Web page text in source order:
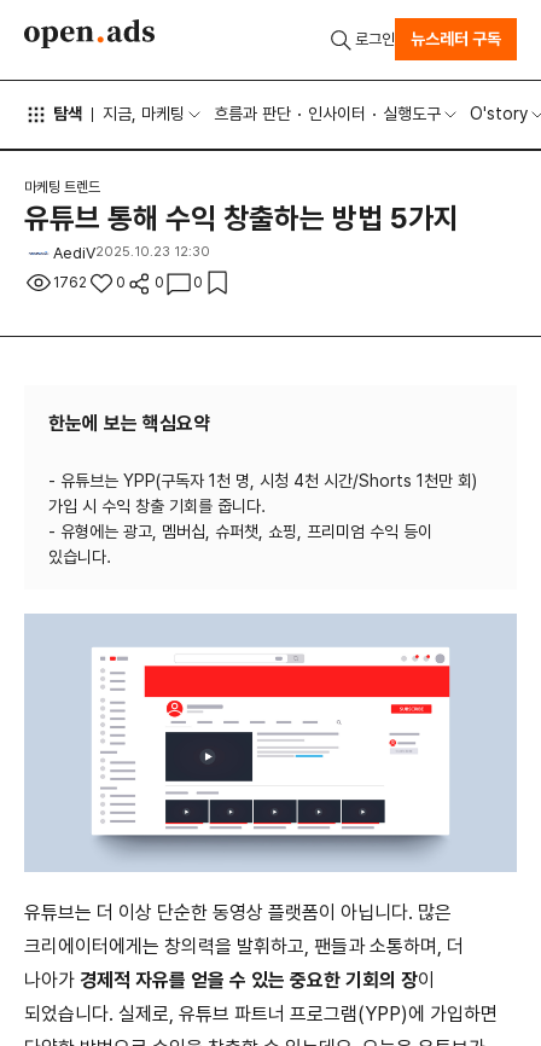
탐색 지금, 마케팅 흐름과 판단 인사이터 실행도구 O'story
로그인 뉴스레터 구독
마케팅 트렌드
유튜브 통해 수익 창출하는 방법 5가지
AediV2025.10.23 12:30
1762 0 0 0
한눈에 보는 핵심요약
- 유튜브는 YPP(구독자 1천 명, 시청 4천 시간/Shorts 1천만 회)
가입 시 수익 창출 기회를 줍니다.
- 유형에는 광고, 멤버십, 슈퍼챗, 쇼핑, 프리미엄 수익 등이
유튜브는 더 이상 단순한 동영상 플랫폼이 아닙니다. 많은
크리에이터에게는 창의력을 발휘하고, 팬들과 소통하며, 더
나아가 경제적 자유를 얻을 수 있는 중요한 기회의 장이
되었습니다. 실제로, 유튜브 파트너 프로그램(YPP)에 가입하면